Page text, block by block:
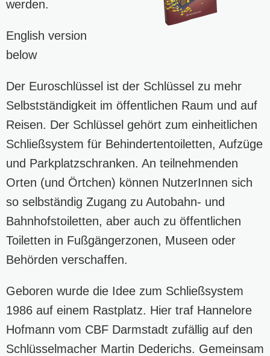
werden.
English version
below
Der Euroschlüssel ist der Schlüssel zu mehr
Selbstständigkeit im öffentlichen Raum und auf
Reisen. Der Schlüssel gehört zum einheitlichen
Schließsystem für Behindertentoiletten, Aufzüge
und Parkplatzschranken. An teilnehmenden
Orten (und Örtchen) können NutzerInnen sich
so selbständig Zugang zu Autobahn- und
Bahnhofstoiletten, aber auch zu öffentlichen
Toiletten in Fußgängerzonen, Museen oder
Behörden verschaffen.
Geboren wurde die Idee zum Schließsystem
1986 auf einem Rastplatz. Hier traf Hannelore
Hofmann vom CBF Darmstadt zufällig auf den
Schlüsselmacher Martin Dederichs. Gemeinsam